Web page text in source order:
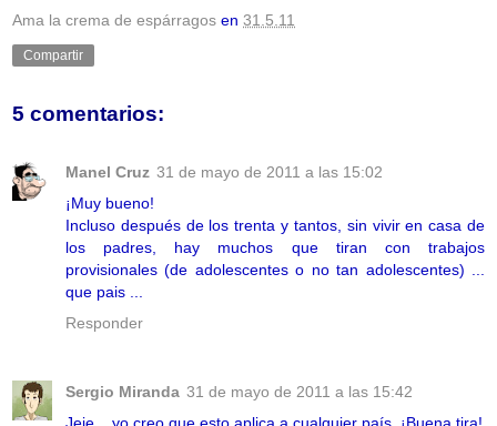
Ama la crema de espárragos en 31.5.11
Compartir
5 comentarios:
Manel Cruz 31 de mayo de 2011 a las 15:02
¡Muy bueno!
Incluso después de los trenta y tantos, sin vivir en casa de
los padres, hay muchos que tiran con trabajos
provisionales (de adolescentes o no tan adolescentes) ...
que pais ...
Responder
Sergio Miranda 31 de mayo de 2011 a las 15:42
Jeje... yo creo que esto aplica a cualquier país. ¡Buena tira!